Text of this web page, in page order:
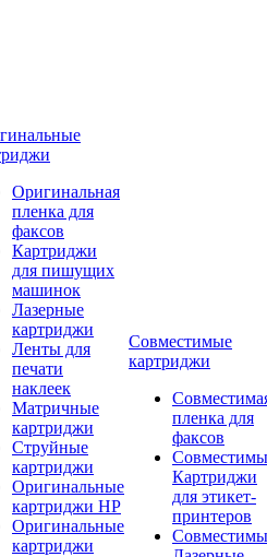
Оригинальная
пленка для
факсов
Картриджи
для пишущих
машинок
Лазерные
картриджи
Ленты для
печати
наклеек
Матричные
картриджи
Струйные
картриджи
Оригинальные
картриджи HP
Оригинальные
картриджи
Совместимые
картриджи
пленка для
факсов
Картриджи
для этикет-
принтеров